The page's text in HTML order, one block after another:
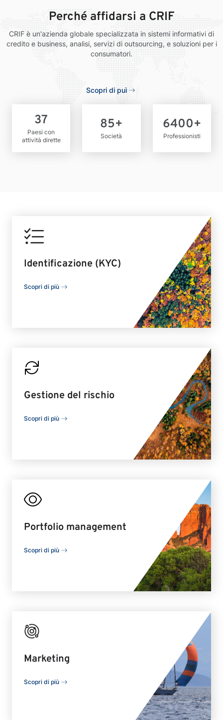
Perché affidarsi a CRIF
CRIF è un'azienda globale specializzata in sistemi informativi di
credito e business, analisi, servizi di outsourcing, e soluzioni per i
consumatori.
Scopri di puì
37
Paesi con
attività dirette
85+
Società
6400+
Professionisti
Identificazione (KYC)
Scopri di più
Gestione del rischio
Scopri di più
Portfolio management
Scopri di più
Marketing
Scopri di più